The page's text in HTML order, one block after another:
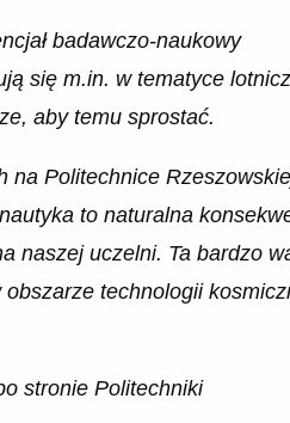
badawczo-naukowy
się m.in. w tematyce
aby temu sprostać.
na Politechnice
to naturalna
naszej uczelni. Ta bardzo
technologii
stronie Politechniki